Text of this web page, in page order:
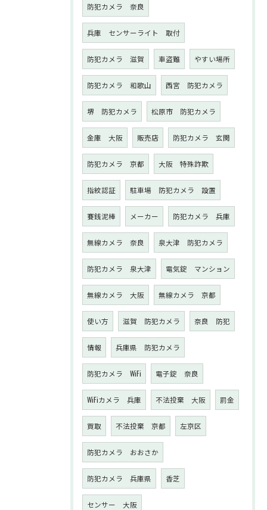
防犯カメラ 奈良
兵庫 センサーライト 取付
防犯カメラ 滋賀 車盗難 やすい場所
防犯カメラ 和歌山 西宮 防犯カメラ
堺 防犯カメラ 松原市 防犯カメラ
金庫 大阪 販売店 防犯カメラ 玄関
防犯カメラ 京都 大阪 特殊詐欺
指紋認証 駐車場 防犯カメラ 設置
賽銭泥棒 メーカー 防犯カメラ 兵庫
無線カメラ 奈良 泉大津 防犯カメラ
防犯カメラ 泉大津 電気錠 マンション
無線カメラ 大阪 無線カメラ 京都
使い方 滋賀 防犯カメラ 奈良 防犯
情報 兵庫県 防犯カメラ
防犯カメラ WiFi 電子錠 奈良
WiFiカメラ 兵庫 不法投棄 大阪 罰金
買取 不法投棄 京都 左京区
防犯カメラ おおさか
防犯カメラ 兵庫県 香芝
センサー 大阪